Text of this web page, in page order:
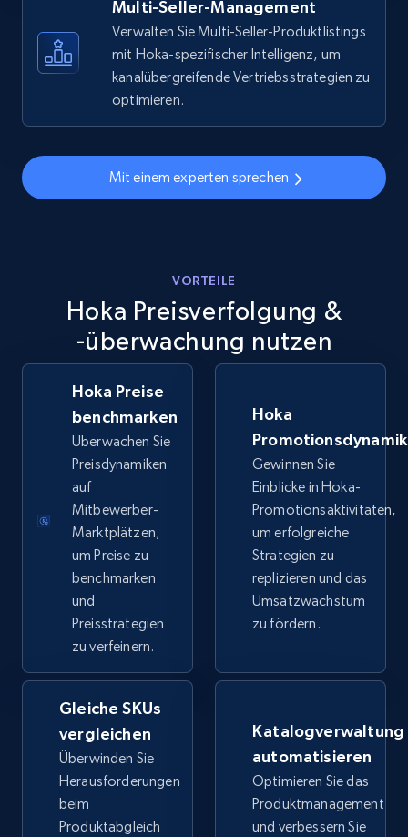
5.6K+ 876+ Jetzt anfangen
URL, Final price, Sku, Currency, Gtin,
876+ Jetzt anfangen
TikTok Shop
URL, Title, Available, Description, Currency, Initial
price, Final price, Discount percent, and more.
5.4K+ 668+ Jetzt anfangen
TikTok Shop - category
URL, Title, Available, Description, Currency, Initial
price, Final price, Discount percent, and more.
5.4K+ 668+
TikTok Shop - Collect TikTok shop products
by keywords search
URL, Title, Available, Description, Currency, Initial
price, Final price, Discount percent, and more.
Multi-Seller-Management
Verwalten Sie Multi-Seller-Produktlistings
mit Hoka-spezifischer Intelligenz, um
kanalübergreifende Vertriebsstrategien zu
optimieren.
Mit einem experten sprechen
VORTEILE
Hoka Preisverfolgung &
-überwachung nutzen
Hoka Preise
benchmarken
Überwachen Sie
Preisdynamiken
auf
Mitbewerber-
Marktplätzen,
um Preise zu
benchmarken
und
Preisstrategien
zu verfeinern.
Hoka
Gewinnen Sie
Einblicke in Hoka-
Promotionsaktivitäten,
um erfolgreiche
Strategien zu
replizieren und das
Umsatzwachstum
zu fördern.
Gleiche SKUs
vergleichen
Überwinden Sie
Herausforderungen
beim
Produktabgleich
Katalogverwaltung
automatisieren
Optimieren Sie das
Produktmanagement
und verbessern Sie